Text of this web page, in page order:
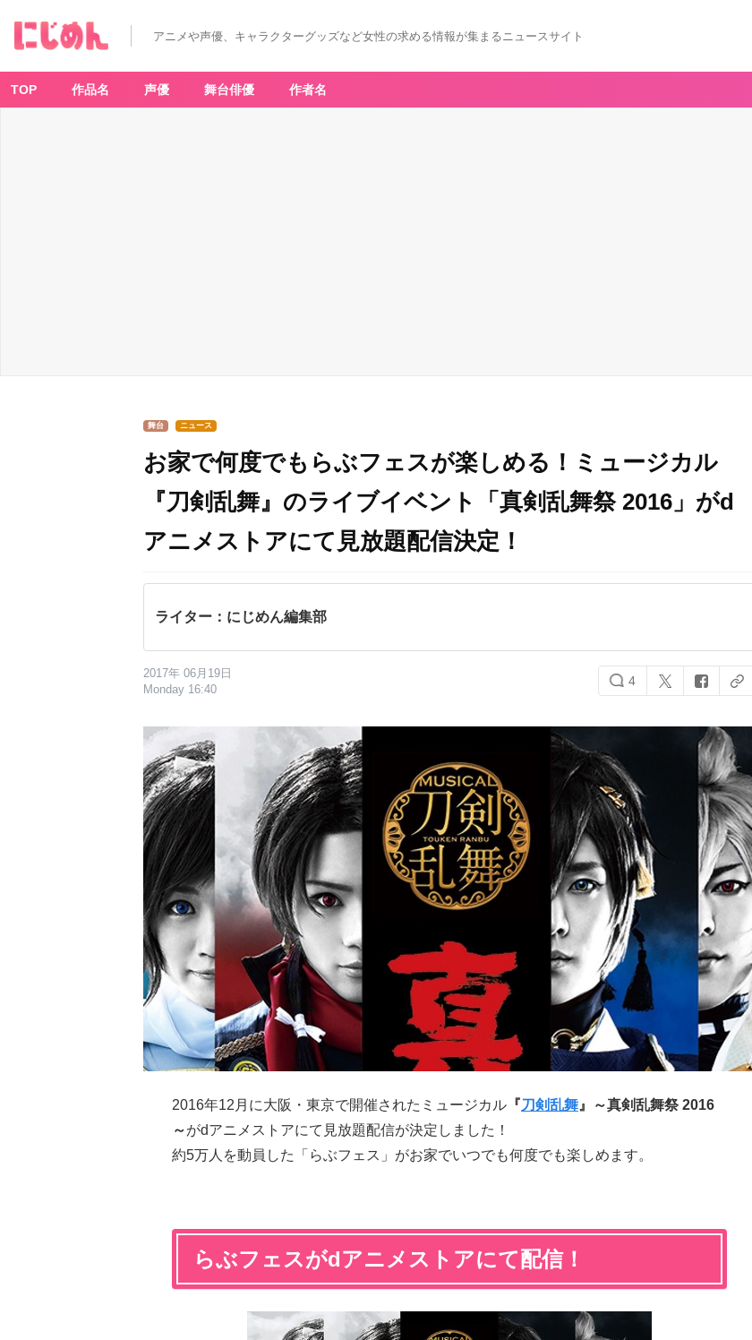
アニメや声優、キャラクターグッズなど女性の求める情報が集まるニュースサイト
TOP 作品名 声優 舞台俳優 作者名
舞台 ニュース
お家で何度でもらぶフェスが楽しめる！ミュージカル
『刀剣乱舞』のライブイベント「真剣乱舞祭 2016」がd
アニメストアにて見放題配信決定！
ライター：にじめん編集部
2017年 06月19日
Monday 16:40
4
2016年12月に大阪・東京で開催されたミュージカル 『刀剣乱舞 』～真剣乱舞祭 2016
～がdアニメストアにて見放題配信が決定しました！
約5万人を動員した「らぶフェス」がお家でいつでも何度でも楽しめます。
らぶフェスがdアニメストアにて配信！